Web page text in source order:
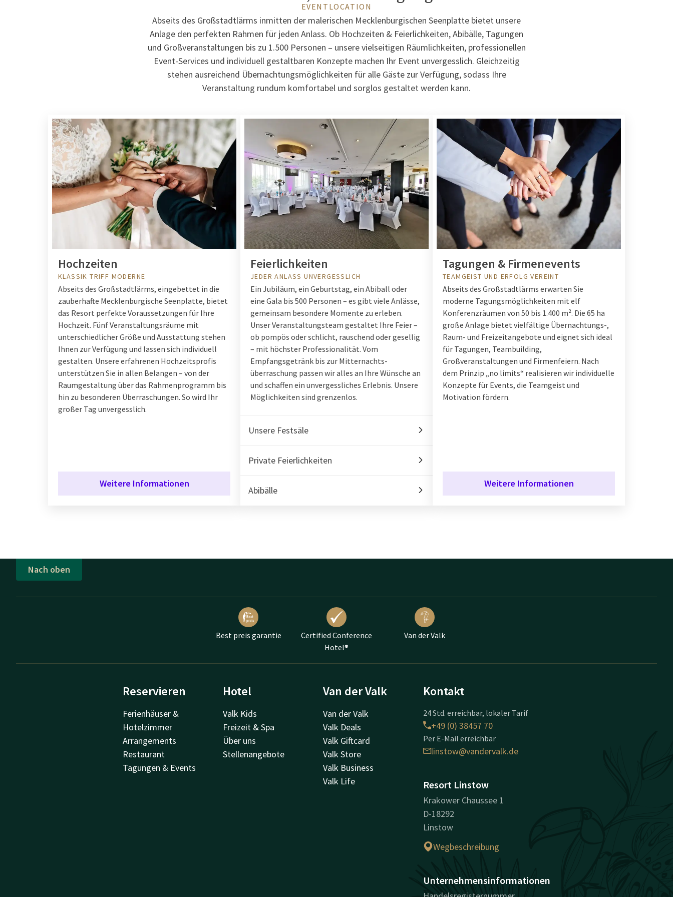
EVENTLOCATION
Abseits des Großstadtlärms inmitten der malerischen Mecklenburgischen Seenplatte bietet unsere
Anlage den perfekten Rahmen für jeden Anlass. Ob Hochzeiten & Feierlichkeiten, Abibälle, Tagungen
und Großveranstaltungen bis zu 1.500 Personen – unsere vielseitigen Räumlichkeiten, professionellen
Event-Services und individuell gestaltbaren Konzepte machen Ihr Event unvergesslich. Gleichzeitig
stehen ausreichend Übernachtungsmöglichkeiten für alle Gäste zur Verfügung, sodass Ihre
Veranstaltung rundum komfortabel und sorglos gestaltet werden kann.
Hochzeiten
KLASSIK TRIFF MODERNE
Abseits des Großstadtlärms, eingebettet in die
zauberhafte Mecklenburgische Seenplatte, bietet
das Resort perfekte Voraussetzungen für Ihre
Hochzeit. Fünf Veranstaltungsräume mit
unterschiedlicher Größe und Ausstattung stehen
Ihnen zur Verfügung und lassen sich individuell
gestalten. Unsere erfahrenen Hochzeitsprofis
unterstützen Sie in allen Belangen – von der
Raumgestaltung über das Rahmenprogramm bis
hin zu besonderen Überraschungen. So wird Ihr
großer Tag unvergesslich.
Weitere Informationen
Feierlichkeiten
JEDER ANLASS UNVERGESSLICH
Ein Jubiläum, ein Geburtstag, ein Abiball oder
eine Gala bis 500 Personen – es gibt viele Anlässe,
gemeinsam besondere Momente zu erleben.
Unser Veranstaltungsteam gestaltet Ihre Feier –
ob pompös oder schlicht, rauschend oder gesellig
– mit höchster Professionalität. Vom
Empfangsgetränk bis zur Mitternachts-
überraschung passen wir alles an Ihre Wünsche an
und schaffen ein unvergessliches Erlebnis. Unsere
Möglichkeiten sind grenzenlos.
Unsere Festsäle
Private Feierlichkeiten
Abibälle
Tagungen & Firmenevents
TEAMGEIST UND ERFOLG VEREINT
Abseits des Großstadtlärms erwarten Sie
moderne Tagungsmöglichkeiten mit elf
Konferenzräumen von 50 bis 1.400 m². Die 65 ha
große Anlage bietet vielfältige Übernachtungs-,
Raum- und Freizeitangebote und eignet sich ideal
für Tagungen, Teambuilding,
Großveranstaltungen und Firmenfeiern. Nach
dem Prinzip „no limits“ realisieren wir individuelle
Konzepte für Events, die Teamgeist und
Motivation fördern.
Weitere Informationen
Nach oben
Best preis garantie
Certified Conference
Hotel®
Van der Valk
Reservieren
Ferienhäuser &
Hotelzimmer
Arrangements
Restaurant
Tagungen & Events
Hotel
Valk Kids
Freizeit & Spa
Über uns
Stellenangebote
Van der Valk
Van der Valk
Valk Deals
Valk Giftcard
Valk Store
Valk Business
Valk Life
Kontakt
24 Std. erreichbar, lokaler Tarif
+49 (0) 38457 70
Per E-Mail erreichbar
linstow@vandervalk.de
Resort Linstow
Krakower Chaussee 1
D-18292
Linstow
Wegbeschreibung
Unternehmensinformationen